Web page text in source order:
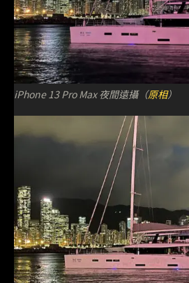
iPhone 13 Pro Max 夜間遠攝（原相）